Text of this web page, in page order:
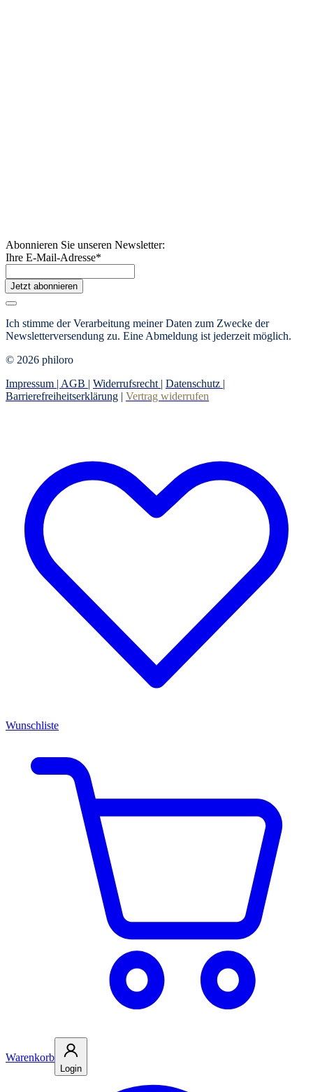
Abonnieren Sie unseren Newsletter:
Ihre E-Mail-Adresse*
Jetzt abonnieren
Ich stimme der Verarbeitung meiner Daten zum Zwecke der
Newsletterversendung zu. Eine Abmeldung ist jederzeit möglich.
© 2026 philoro
Impressum | AGB | Widerrufsrecht | Datenschutz |
Barrierefreiheitserklärung | Vertrag widerrufen
Wunschliste
Warenkorb
Login